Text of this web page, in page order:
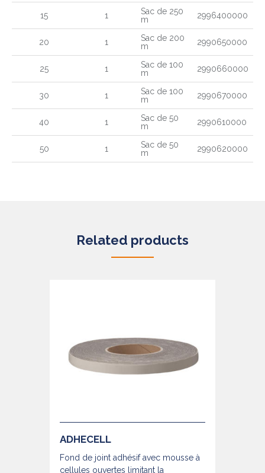
15 1
Sac de 250
m
2996400000
20 1
Sac de 200
m
2990650000
25 1
Sac de 100
m
2990660000
30 1
Sac de 100
m
2990670000
40 1
Sac de 50
m
2990610000
50 1
Sac de 50
m
2990620000
Related products
ADHECELL
Fond de joint adhésif avec mousse à
cellules ouvertes limitant la